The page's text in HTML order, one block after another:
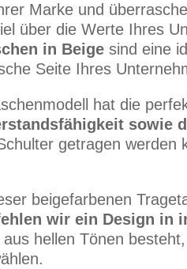
Marke und
über die Werte Ihres
in Beigesind eine
Seite Ihres
hat die
sowie
getragen werden
beigefarbenen
wir ein Design in
hellen Tönen besteht,